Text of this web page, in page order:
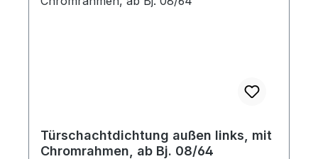
Türschachtdichtung außen links, mit
Chromrahmen, ab Bj. 08/64